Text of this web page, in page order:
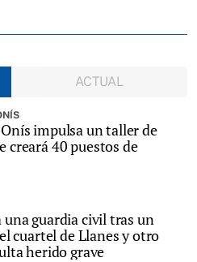
ACTUAL
Onís impulsa un taller de
creará 40 puestos de
una guardia civil tras un
cuartel de Llanes y otro
herido grave